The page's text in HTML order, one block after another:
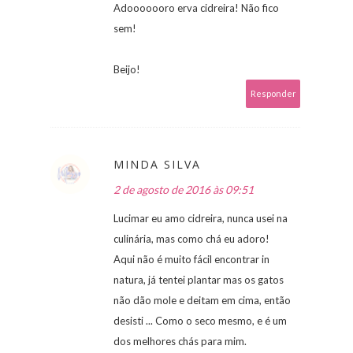
Adooooooro erva cidreira! Não fico
sem!
Beijo!
Responder
MINDA SILVA
2 de agosto de 2016 às 09:51
Lucimar eu amo cidreira, nunca usei na
culinária, mas como chá eu adoro!
Aqui não é muito fácil encontrar in
natura, já tentei plantar mas os gatos
não dão mole e deitam em cima, então
desisti ... Como o seco mesmo, e é um
dos melhores chás para mim.